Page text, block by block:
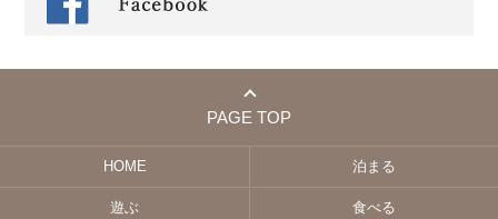
PAGE TOP
HOME 泊まる
遊ぶ 食べる